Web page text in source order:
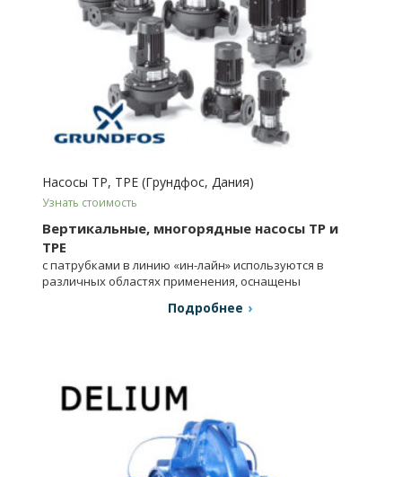
Насосы TP, TPE (Грундфос, Дания)
Узнать стоимость
Вертикальные, многорядные насосы TP и
TPE
с патрубками в линию «ин-лайн» используются в
различных областях применения, оснащены
Подробнее